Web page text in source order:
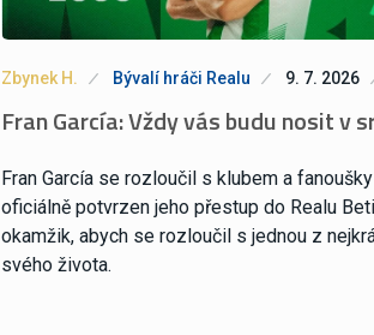
Zbynek H. Bývalí hráči Realu 9. 7. 2026
Fran García: Vždy vás budu nosit v
Fran García se rozloučil s klubem a
oficiálně potvrzen jeho přestup do Realu
okamžik, abych se rozloučil s jednou z
svého života.